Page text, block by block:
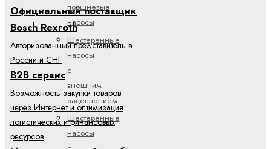
поршневые
насосы
Шестеренные
насосы
с
внешним
зацеплением
Шестеренные
насосы
Официальный поставщик
Bosch Rexroth
Авторизованный представитель в
России и СНГ
B2B сервис
Возможность закупки товаров
через Интернет и оптимизация
логистических и финансовых
ресурсов